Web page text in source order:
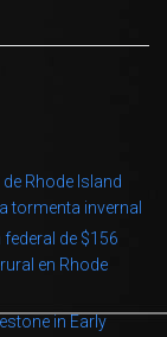
Rhode Island
tormenta invernal
de $156
en Rhode
in Early